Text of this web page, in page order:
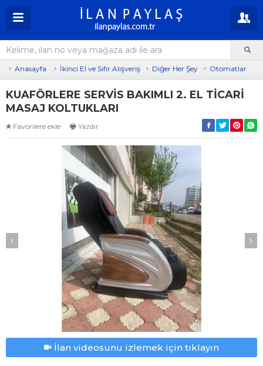
Anasayfa İkinci El ve Sıfır Alışveriş Diğer Her Şey Otomatlar
KUAFÖRLERE SERVİS BAKIMLI 2. EL TİCARİ
MASAJ KOLTUKLARI
Favorilere ekle Yazdır
İlan videosunu izlemek için tıklayın